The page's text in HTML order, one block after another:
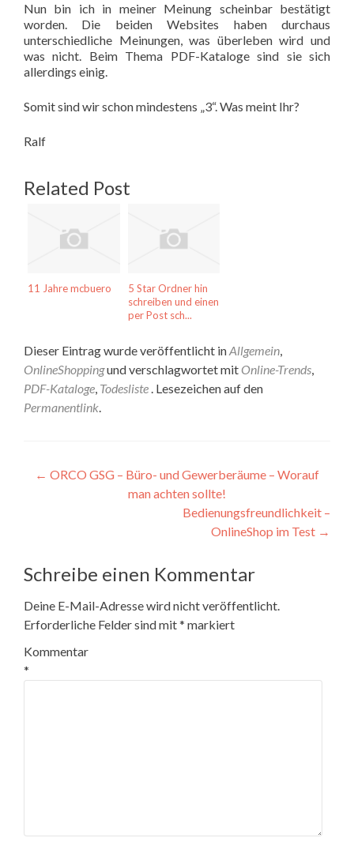
Nun bin ich in meiner Meinung scheinbar bestätigt
worden. Die beiden Websites haben durchaus
unterschiedliche Meinungen, was überleben wird und
was nicht. Beim Thema PDF-Kataloge sind sie sich
allerdings einig.
Somit sind wir schon mindestens „3“. Was meint Ihr?
Ralf
Related Post
11 Jahre mcbuero
5 Star Ordner hin
schreiben und einen
per Post sch...
Dieser Eintrag wurde veröffentlicht inAllgemein,
OnlineShoppingund verschlagwortet mit Online-Trends,
PDF-Kataloge, Todesliste . Lesezeichen auf den
Permanentlink.
Beitragsnavigation
← ORCO GSG – Büro- und Gewerberäume – Worauf
man achten sollte!
Bedienungsfreundlichkeit –
OnlineShop im Test →
Schreibe einen Kommentar
Deine E-Mail-Adresse wird nicht veröffentlicht.
Erforderliche Felder sind mit* markiert
Kommentar
*